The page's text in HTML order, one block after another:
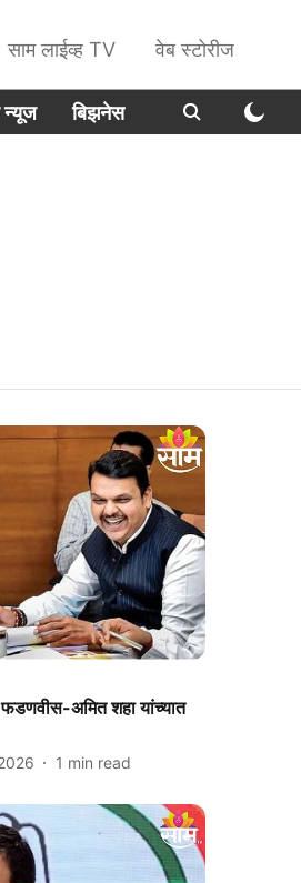
साम लाईव्ह TV वेब स्टोरीज
न्यूज बिझनेस
अमित शहा यांच्यात
1 min read